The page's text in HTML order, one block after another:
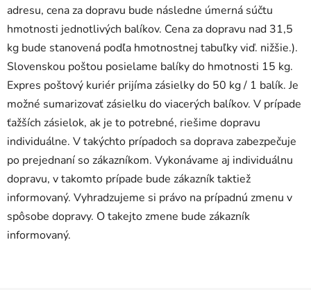
adresu, cena za dopravu bude následne úmerná súčtu
hmotnosti jednotlivých balíkov. Cena za dopravu nad 31,5
kg bude stanovená podľa hmotnostnej tabuľky viď. nižšie.).
Slovenskou poštou posielame balíky do hmotnosti 15 kg.
Expres poštový kuriér prijíma zásielky do 50 kg / 1 balík. Je
možné sumarizovať zásielku do viacerých balíkov. V prípade
ťažších zásielok, ak je to potrebné, riešime dopravu
individuálne. V takýchto prípadoch sa doprava zabezpečuje
po prejednaní so zákazníkom. Vykonávame aj individuálnu
dopravu, v takomto prípade bude zákazník taktiež
informovaný. Vyhradzujeme si právo na prípadnú zmenu v
spôsobe dopravy. O takejto zmene bude zákazník
informovaný.